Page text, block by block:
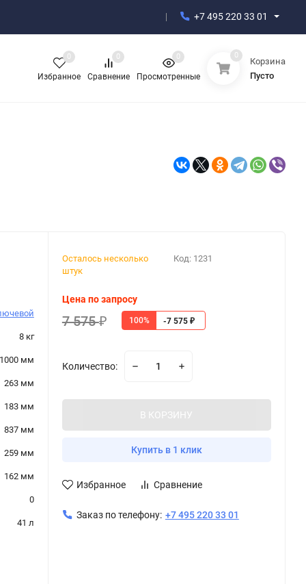
+7 495 220 33 01
Избранное
0
Сравнение
0
Просмотренные
0 0
Корзина
Пусто
8 кг
1000 мм
263 мм
183 мм
837 мм
259 мм
162 мм
0
41 л
Осталось несколько
штук
Код: 1231
Цена по запросу
7 575₽ 100% -7 575 ₽
Количество:
В КОРЗИНУ
Купить в 1 клик
Избранное Сравнение
Заказ по телефону: +7 495 220 33 01